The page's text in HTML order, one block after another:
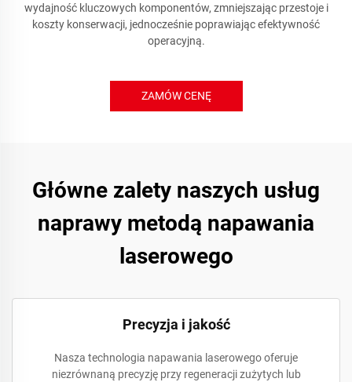
wydajność kluczowych komponentów, zmniejszając przestoje i
koszty konserwacji, jednocześnie poprawiając efektywność
operacyjną.
ZAMÓW CENĘ
Główne zalety naszych usług
naprawy metodą napawania
laserowego
Precyzja i jakość
Nasza technologia napawania laserowego oferuje
niezrównaną precyzję przy regeneracji zużytych lub